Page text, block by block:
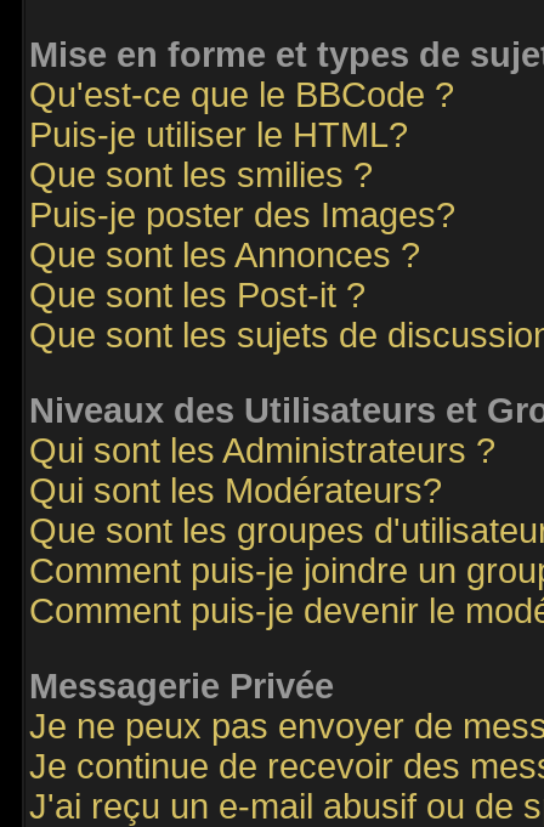
Mise en forme et types de
Qu'est-ce que le BBCode ?
Puis-je utiliser le HTML?
Que sont les smilies ?
Puis-je poster des Images?
Que sont les Annonces ?
Que sont les Post-it ?
Que sont les sujets de
Niveaux des Utilisateurs et
Qui sont les Administrateurs ?
Qui sont les Modérateurs?
Que sont les groupes
Comment puis-je joindre un
Comment puis-je devenir le
Messagerie Privée
Je ne peux pas envoyer de
Je continue de recevoir des
J'ai reçu un e-mail abusif ou de